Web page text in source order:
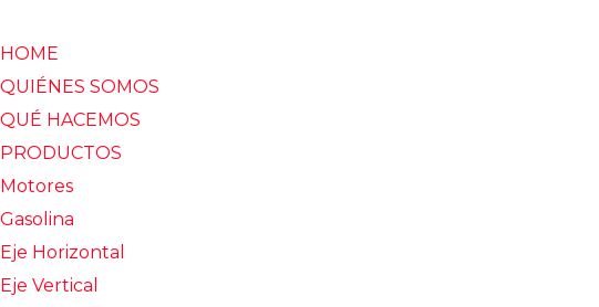
HOME
QUIÉNES SOMOS
QUÉ HACEMOS
PRODUCTOS
Motores
Gasolina
Eje Horizontal
Eje Vertical